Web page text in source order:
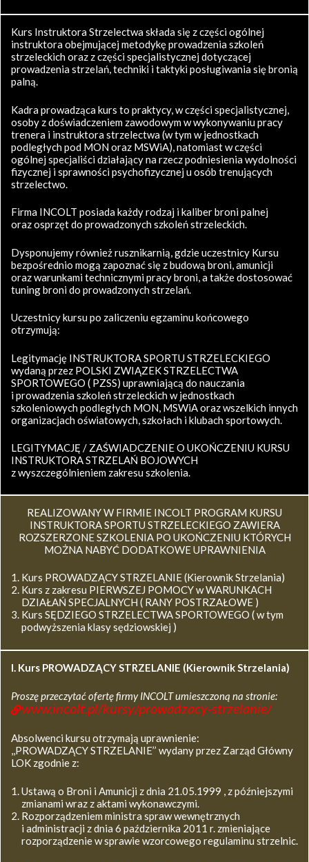
Kurs Instruktora Strzelectwa składa się z części ogólnej
instruktora obejmującej metodykę prowadzenia szkoleń
strzeleckich oraz z części specjalistycznej dotyczącej
prowadzenia strzelań, techniki i taktyki posługiwania się bronią
palną.
Kadra prowadząca kurs to praktycy, w części specjalistycznej,
osoby z doświadczeniem zawodowym w wykonywaniu pracy
trenera i instruktora strzelectwa (w tym w jednostkach
podległych pod MON oraz MSWiA), natomiast w części
ogólnej specjaliści działający na rzecz podniesienia wydolności
fizycznej i sprawności psychofizycznej u osób trenujących
strzelectwo.
Firma INCOLT posiada każdy rodzaj i kaliber broni palnej
oraz osprzęt do prowadzonych szkoleń strzeleckich.
Dysponujemy również rusznikarnią, gdzie uczestnicy Kursu
bezpośrednio mogą zapoznać się z budową broni, amunicji
oraz warunkami technicznymi pracy broni, a także dostosować
tuning broni do prowadzonych strzelań.
Uczestnicy kursu po zaliczeniu egzaminu końcowego
otrzymują:
Legitymację INSTRUKTORA SPORTU STRZELECKIEGO
wydaną przez POLSKI ZWIĄZEK STRZELECTWA
SPORTOWEGO ( PZSS) uprawniającą do nauczania
i prowadzenia szkoleń strzeleckich w jednostkach
szkoleniowych podległych MON, MSWiA oraz wszelkich innych
organizacjach oświatowych, szkołach i klubach sportowych.
LEGITYMACJĘ / ZAŚWIADCZENIE O UKOŃCZENIU KURSU
INSTRUKTORA STRZELAŃ BOJOWYCH
z wyszczególnieniem zakresu szkolenia.
REALIZOWANY W FIRMIE INCOLT PROGRAM KURSU
INSTRUKTORA SPORTU STRZELECKIEGO ZAWIERA
ROZSZERZONE SZKOLENIA PO UKOŃCZENIU KTÓRYCH
MOŻNA NABYĆ DODATKOWE UPRAWNIENIA
Kurs PROWADZĄCY STRZELANIE (Kierownik Strzelania)
Kurs z zakresu PIERWSZEJ POMOCY w WARUNKACH
DZIAŁAŃ SPECJALNYCH ( RANY POSTRZAŁOWE )
Kurs SĘDZIEGO STRZELECTWA SPORTOWEGO ( w tym
podwyższenia klasy sędziowskiej )
I. Kurs PROWADZĄCY STRZELANIE (Kierownik Strzelania)
Proszę przeczytać ofertę firmy INCOLT umieszczoną na stronie:
www.incolt.pl/kursy/prowadzacy-strzelanie/
Absolwenci kursu otrzymają uprawnienie:
,,PROWADZĄCY STRZELANIE’’ wydany przez Zarząd Główny
LOK zgodnie z:
Ustawą o Broni i Amunicji z dnia 21.05.1999 , z późniejszymi
zmianami wraz z aktami wykonawczymi.
Rozporządzeniem ministra spraw wewnętrznych
i administracji z dnia 6 października 2011 r. zmieniające
rozporządzenie w sprawie wzorcowego regulaminu strzelnic.